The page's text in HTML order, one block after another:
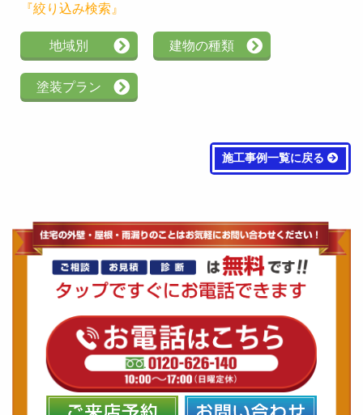
『絞り込み検索』
地域別 建物の種類
塗装プラン
施工事例一覧に戻る